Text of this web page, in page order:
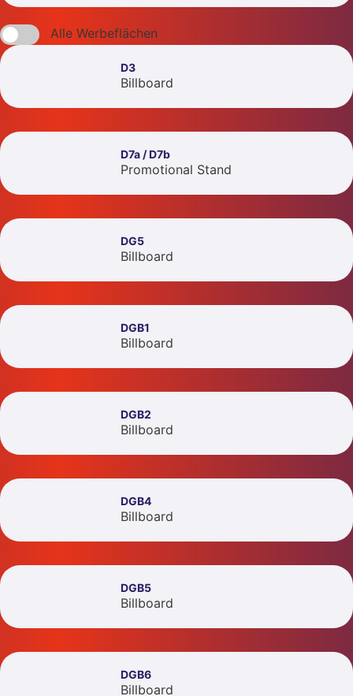
Alle Werbeflächen
D3
Billboard
D7a / D7b
Promotional Stand
DG5
Billboard
DGB1
Billboard
DGB2
Billboard
DGB4
Billboard
DGB5
Billboard
DGB6
Billboard